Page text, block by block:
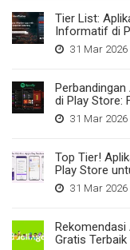
Tier List:
Informatif di
31 Mar 2026
di Play Store:
31 Mar 2026
Top Tier!
Play Store
31 Mar 2026
Rekomendasi
Gratis